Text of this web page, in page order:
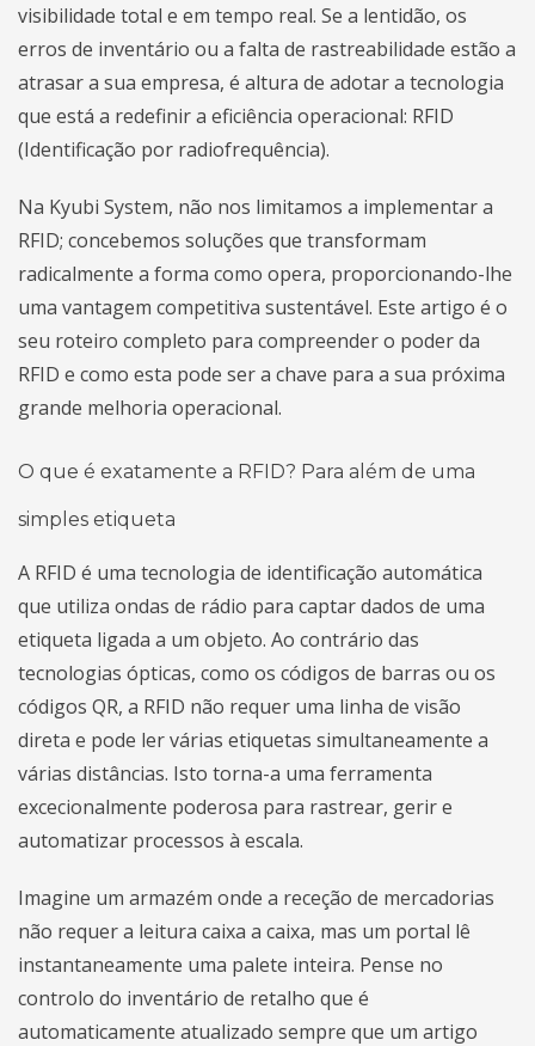
visibilidade total e em tempo real. Se a lentidão, os
erros de inventário ou a falta de rastreabilidade estão a
atrasar a sua empresa, é altura de adotar a tecnologia
que está a redefinir a eficiência operacional: RFID
(Identificação por radiofrequência).
Na Kyubi System, não nos limitamos a implementar a
RFID; concebemos soluções que transformam
radicalmente a forma como opera, proporcionando-lhe
uma vantagem competitiva sustentável. Este artigo é o
seu roteiro completo para compreender o poder da
RFID e como esta pode ser a chave para a sua próxima
grande melhoria operacional.
O que é exatamente a RFID? Para além de uma
simples etiqueta
A RFID é uma tecnologia de identificação automática
que utiliza ondas de rádio para captar dados de uma
etiqueta ligada a um objeto. Ao contrário das
tecnologias ópticas, como os códigos de barras ou os
códigos QR, a RFID não requer uma linha de visão
direta e pode ler várias etiquetas simultaneamente a
várias distâncias. Isto torna-a uma ferramenta
excecionalmente poderosa para rastrear, gerir e
automatizar processos à escala.
Imagine um armazém onde a receção de mercadorias
não requer a leitura caixa a caixa, mas um portal lê
instantaneamente uma palete inteira. Pense no
controlo do inventário de retalho que é
automaticamente atualizado sempre que um artigo